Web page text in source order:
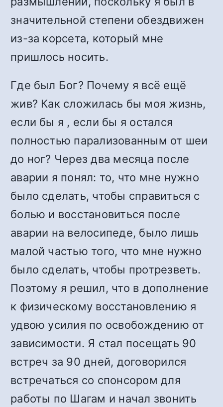
значительной степени обездвижен
из-за корсета, который мне
пришлось носить.
Где был Бог? Почему я всё ещё
жив? Как сложилась бы моя жизнь,
если бы я , если бы я остался
полностью парализованным от шеи
до ног? Через два месяца после
аварии я понял: то, что мне нужно
было сделать, чтобы справиться с
болью и восстановиться после
аварии на велосипеде, было лишь
малой частью того, что мне нужно
было сделать, чтобы протрезветь.
Поэтому я решил, что в дополнение
к физическому восстановлению я
удвою усилия по освобождению от
зависимости. Я стал посещать 90
встреч за 90 дней, договорился
встречаться со спонсором для
работы по Шагам и начал звонить